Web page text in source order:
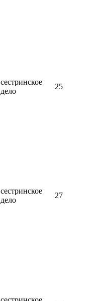
сестринское
дело
25
сестринское
дело
27